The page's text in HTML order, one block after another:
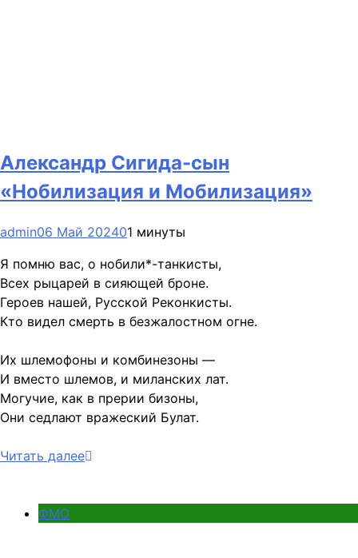
Александр Сигида-сын
«Нобилизация и Мобилизация»
admin06 Май 202401 минуты
Я помню вас, о нобили*-танкисты,
Всех рыцарей в сияющей броне.
Героев нашей, Русской Реконкисты.
Кто видел смерть в безжалостном огне.
Их шлемофоны и комбинезоны —
И вместо шлемов, и миланских лат.
Могучие, как в прерии бизоны,
Они седлают вражеский Булат.
Читать далее
ФМО